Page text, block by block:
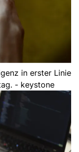
in erster Linie
- keystone